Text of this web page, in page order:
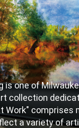
is one of
collection
Work" comprises
a variety of